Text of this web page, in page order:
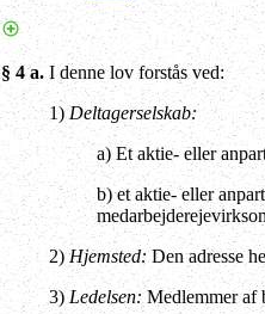
§ 4 a. I denne lov forstås ved:
1)Deltagerselskab:
a) Et aktie- eller
b) et aktie- eller
2)Hjemsted:Den adresse
3)Ledelsen: Medlemmer af